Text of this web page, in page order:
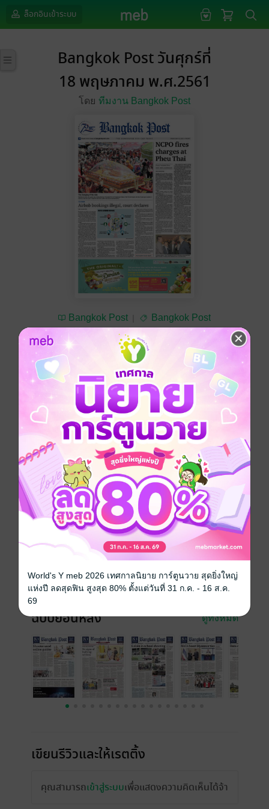
ล็อกอินเข้าระบบ
Bangkok Post วันศุกร์ที่
18 พฤษภาคม พ.ศ.2561
โดย ทีมงาน Bangkok Post
Bangkok Post Bangkok Post
ซื้อ 30 บาท
No Rating
อยากได้ ซื้อเป็นของขวัญ ติดตาม แชร์
Bangkok Post วันศุกร์ที่ 18 พฤษภาคม พ.ศ.2561
ประเภทไฟล์ pdf
วันที่วางขาย 17 พฤษภาคม 2561
65 หน้า
ราคาปก 30 บาท
ฉบับย้อนหลัง ดูทั้งหมด
เขียนรีวิวและให้เรตติ้ง
คุณสามารถเข้าสู่ระบบเพื่อแสดงความคิดเห็นได้จ้า
World's Y meb 2026 เทศกาลนิยาย การ์ตูนวาย สุดยิ่งใหญ่
แห่งปี ลดสุดฟิน สูงสุด 80% ตั้งแต่วันที่ 31 ก.ค. - 16 ส.ค.
69